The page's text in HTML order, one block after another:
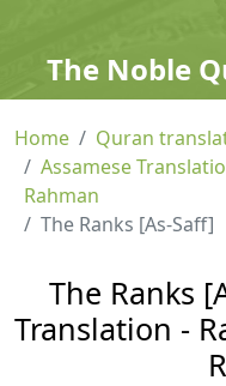
The Noble
Home
Quran
Assamese
Rahman
The Ranks [As-Saff]
The Ranks
Translation -